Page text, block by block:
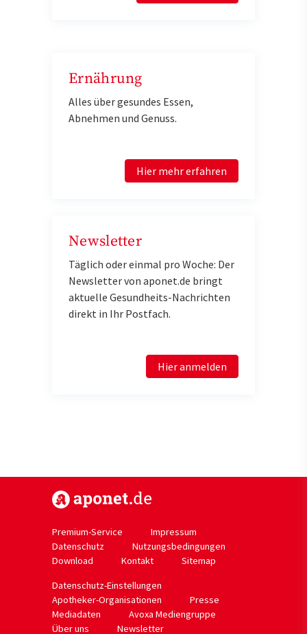
Ernährung
Alles über gesundes Essen,
Abnehmen und Genuss.
Hier mehr erfahren
Newsletter
Täglich oder einmal pro Woche: Der
Newsletter von aponet.de bringt
aktuelle Gesundheits-Nachrichten
direkt in Ihr Postfach.
Hier anmelden
Premium-Service
Impressum
Datenschutz
Nutzungsbedingungen
Download
Kontakt
Sitemap
Datenschutz-Einstellungen
Apotheker-Organisationen
Presse
Mediadaten
Avoxa Mediengruppe
Über uns
Newsletter